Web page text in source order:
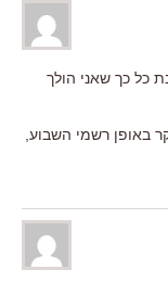
כל כך שאני הולך
באופן רשמי השבוע,